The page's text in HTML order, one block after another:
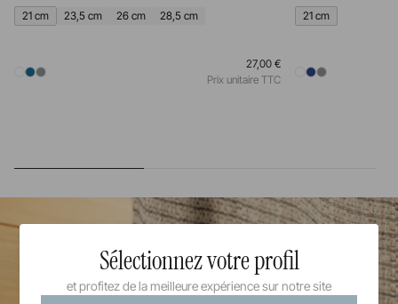
21 cm 23,5 cm 26 cm 28,5 cm
27,00 €
Prix unitaire TTC
21 cm
Equinoxe
Sélectionnez votre profil
et profitez de la meilleure expérience sur notre site